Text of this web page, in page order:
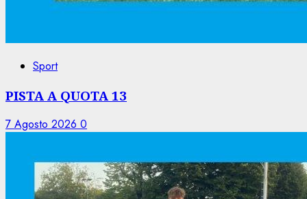
Sport
PISTA A QUOTA 13
7 Agosto 2026 0